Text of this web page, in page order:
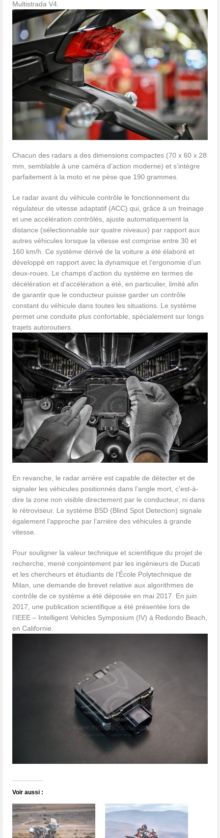
Multistrada V4.
Chacun des radars a des dimensions compactes (70 x 60 x 28
mm, semblable à une caméra d’action moderne) et s’intègre
parfaitement à la moto et ne pèse que 190 grammes.
Le radar avant du véhicule contrôle le fonctionnement du
régulateur de vitesse adaptatif (ACC) qui, grâce à un freinage
et une accélération contrôlés, ajuste automatiquement la
distance (sélectionnable sur quatre niveaux) par rapport aux
autres véhicules lorsque la vitesse est comprise entre 30 et
160 km/h. Ce système dérivé de la voiture a été élaboré et
développé en rapport avec la dynamique et l’ergonomie d’un
deux-roues. Le champs d’action du système en termes de
décélération et d’accélération a été, en particulier, limité afin
de garantir que le conducteur puisse garder un contrôle
constant du véhicule dans toutes les situations. Le système
permet une conduite plus confortable, spécialement sur longs
trajets autoroutiers.
En revanche, le radar arrière est capable de détecter et de
signaler les véhicules positionnés dans l’angle mort, c’est-à-
dire la zone non visible directement par le conducteur, ni dans
le rétroviseur. Le système BSD (Blind Spot Detection) signale
également l’approche par l’arrière des véhicules à grande
vitesse.
Pour souligner la valeur technique et scientifique du projet de
recherche, mené conjointement par les ingénieurs de Ducati
et les chercheurs et étudiants de l’École Polytechnique de
Milan, une demande de brevet relative aux algorithmes de
contrôle de ce système a été déposée en mai 2017. En juin
2017, une publication scientifique a été présentée lors de
l’IEEE – Intelligent Vehicles Symposium (IV) à Redondo Beach,
en Californie.
Voir aussi :